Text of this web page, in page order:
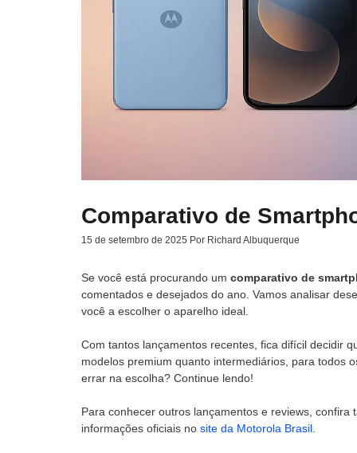
Comparativo de
15 de setembro de 2025 Por Richard Albuquerque
Se você está procurando um comparativo de
comentados e desejados do ano. Vamos analisar
você a escolher o aparelho ideal.
Com tantos lançamentos recentes, fica difícil decidir
modelos premium quanto intermediários, para todos
errar na escolha? Continue lendo!
Para conhecer outros lançamentos e reviews,
informações oficiais no site da Motorola Brasil